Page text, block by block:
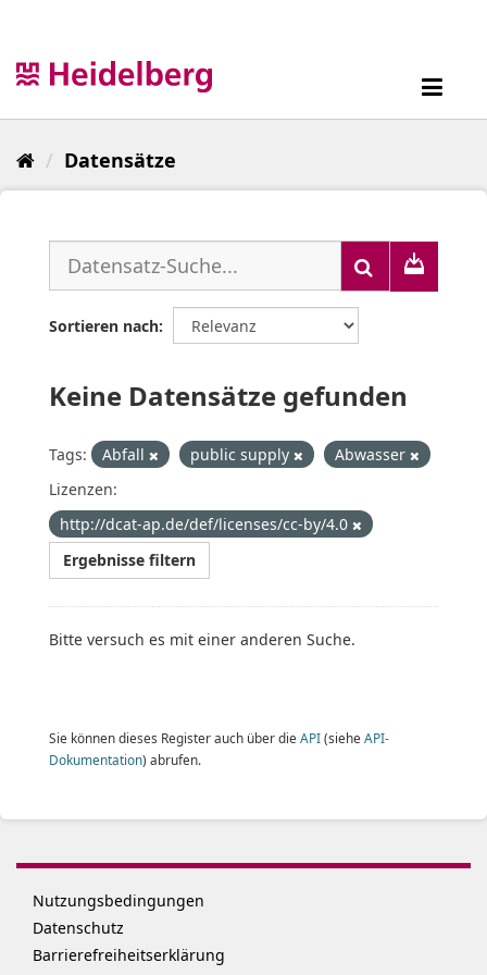
Datensätze
Sortieren nach
Keine Datensätze gefunden
Tags: Abfall public supply
Abwasser
Lizenzen:
http://dcat-ap.de/def/licenses/cc-by/4.0
Ergebnisse filtern
Bitte versuch es mit einer anderen Suche.
Sie können dieses Register auch über die API(siehe API-
Dokumentation) abrufen.
Nutzungsbedingungen
Datenschutz
Barrierefreiheitserklärung